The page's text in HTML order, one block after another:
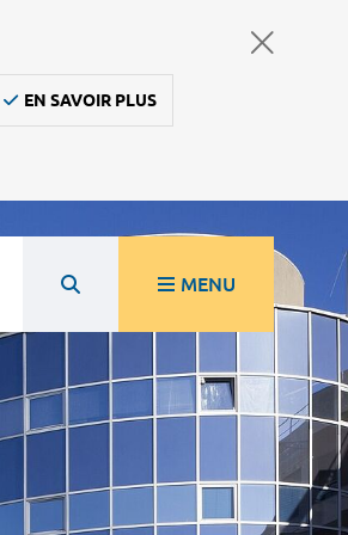
EN SAVOIR PLUS
MENU